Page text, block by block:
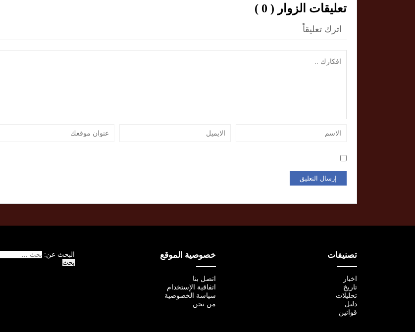
تعليقات الزوار ( 0 )
اترك تعليقاً
تصنيفات
اخبار
تاريخ
تحليلات
دليل
قوانين
خصوصية الموقع
اتصل بنا
اتفاقية الإستخدام
سياسة الخصوصية
من نحن
البحث عن: